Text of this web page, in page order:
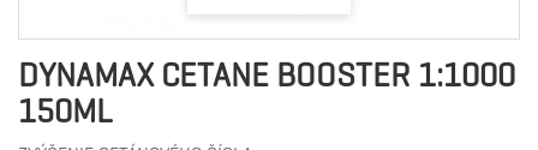
DYNAMAX CETANE BOOSTER 1:1000
150ML